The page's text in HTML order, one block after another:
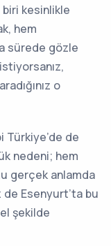
kesinlikle
hem
sürede gözle
o
Türkiye’de de
nedeni; hem
gerçek anlamda
de Esenyurt’ta bu
şekilde